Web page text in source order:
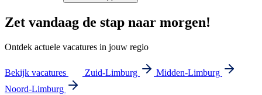
Zet vandaag de stap naar morgen!
Ontdek actuele vacatures in jouw regio
Bekijk vacatures Zuid-Limburg
Midden-Limburg
Noord-Limburg